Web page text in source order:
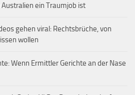
ein Traumjob ist
gehen viral: Rechtsbrüche, von
wollen
Wenn Ermittler Gerichte an der Nase